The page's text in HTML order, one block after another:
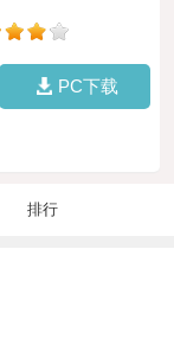
PC下载
排行